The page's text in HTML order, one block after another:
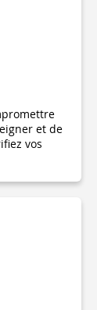
et de
vos